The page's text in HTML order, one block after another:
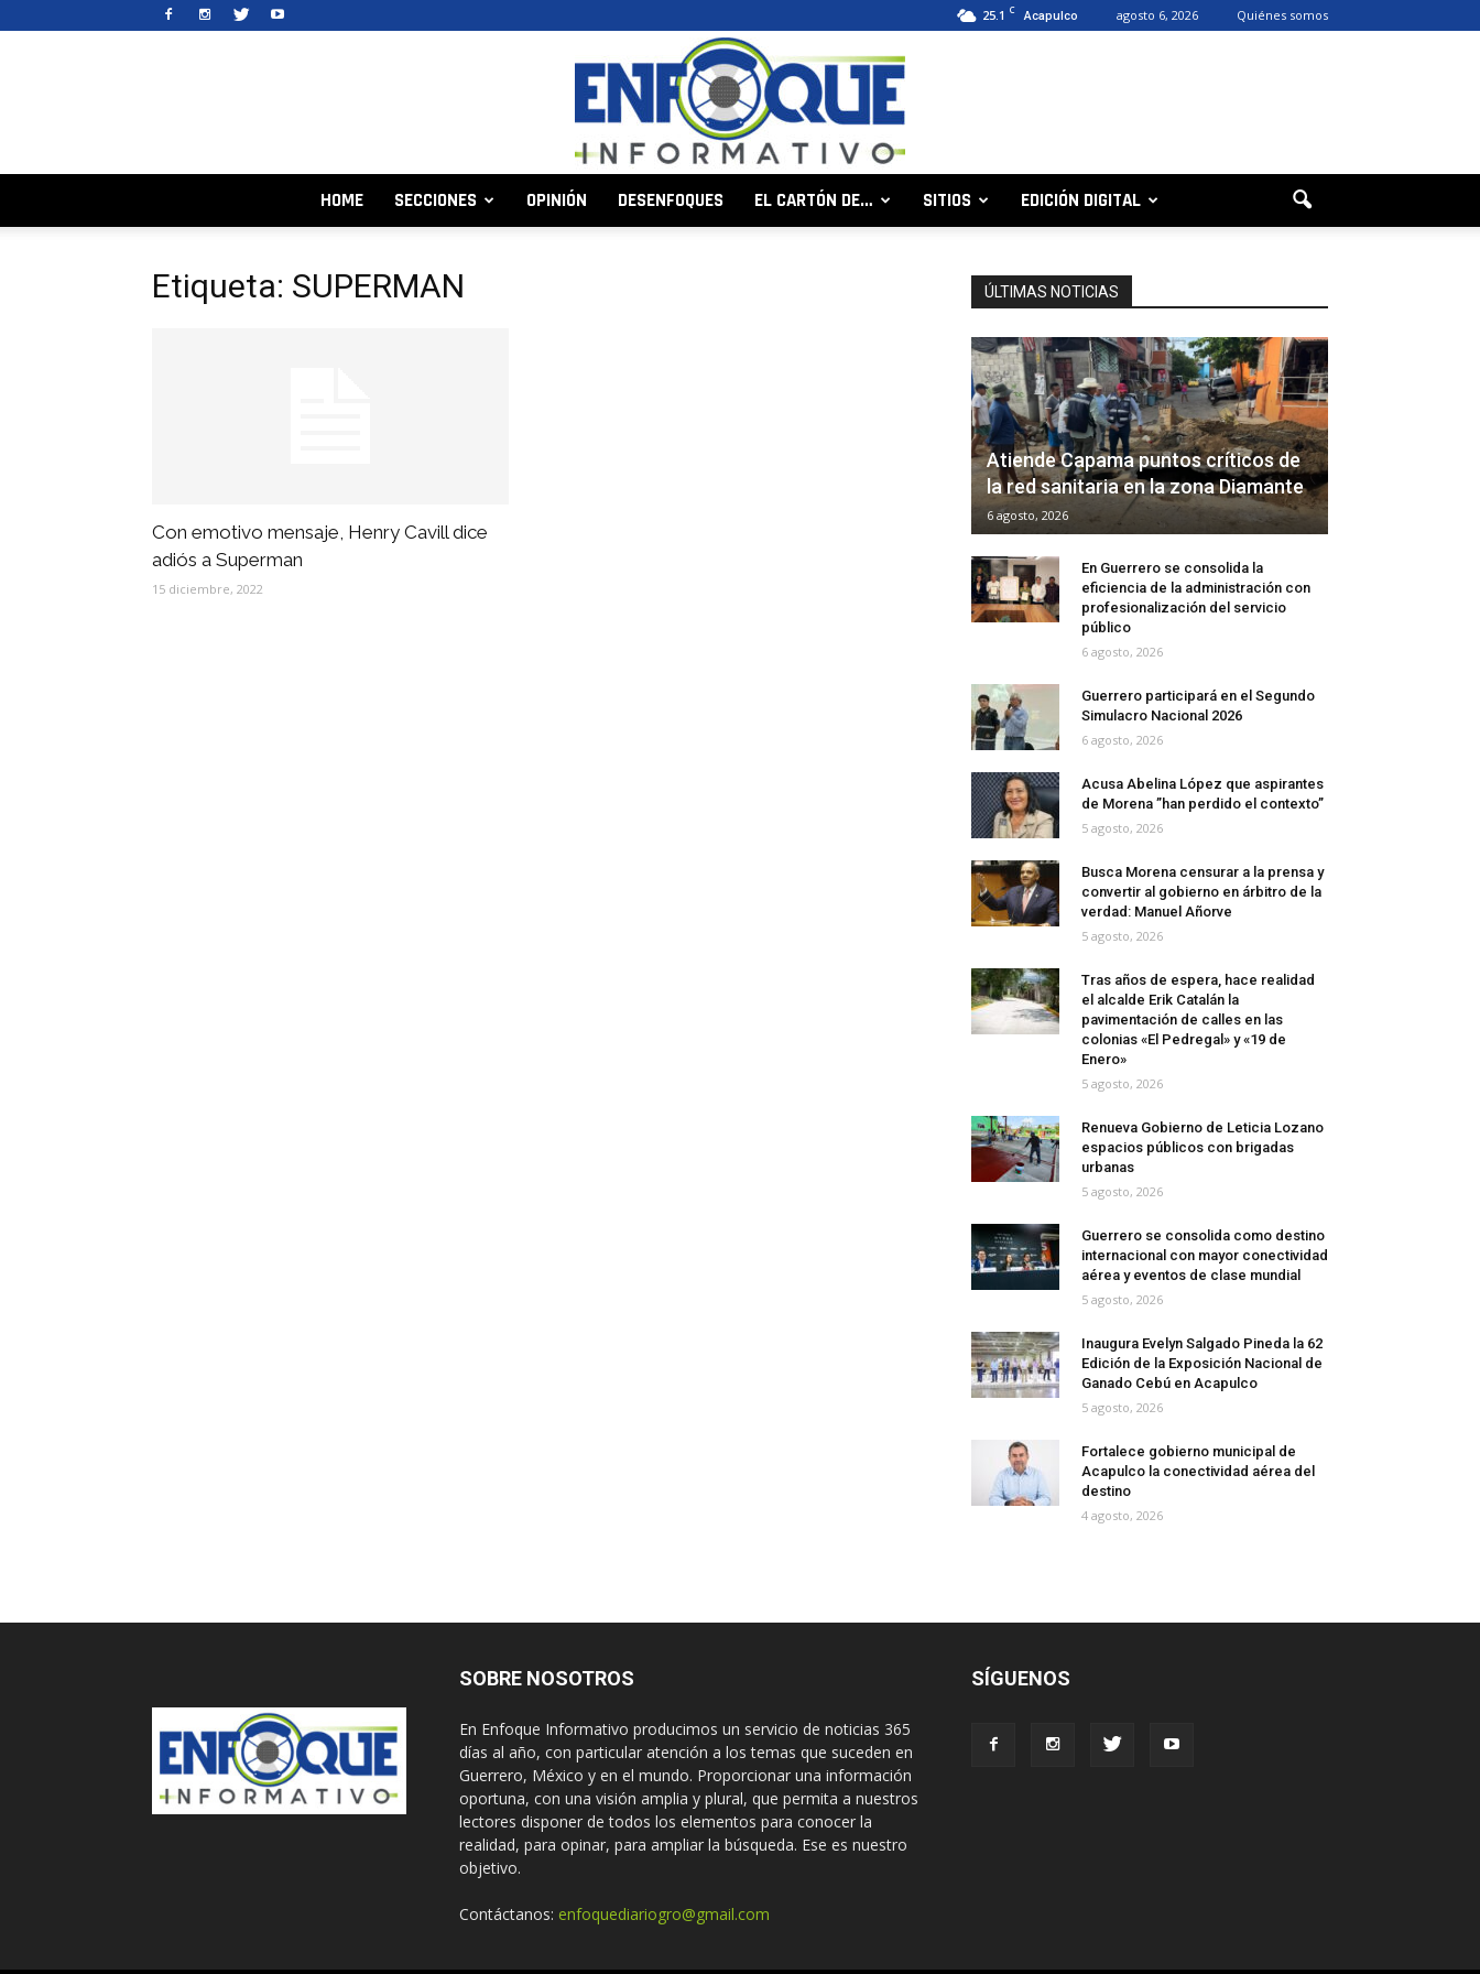
25.1 C Acapulco agosto 6, 2026 Quiénes somos
HOME SECCIONES OPINIÓN DESENFOQUES EL CARTÓN DE… SITIOS EDICIÓN DIGITAL
Etiqueta: SUPERMAN
Con emotivo mensaje, Henry Cavill dice
adiós a Superman
15 diciembre, 2022
ÚLTIMAS NOTICIAS
Atiende Capama puntos críticos de
la red sanitaria en la zona Diamante
6 agosto, 2026
En Guerrero se consolida la
eficiencia de la administración con
profesionalización del servicio
público
6 agosto, 2026
Guerrero participará en el Segundo
Simulacro Nacional 2026
6 agosto, 2026
Acusa Abelina López que aspirantes
de Morena ”han perdido el contexto”
5 agosto, 2026
Busca Morena censurar a la prensa y
convertir al gobierno en árbitro de la
verdad: Manuel Añorve
5 agosto, 2026
Tras años de espera, hace realidad
el alcalde Erik Catalán la
pavimentación de calles en las
colonias «El Pedregal» y «19 de
Enero»
5 agosto, 2026
Renueva Gobierno de Leticia Lozano
espacios públicos con brigadas
urbanas
5 agosto, 2026
Guerrero se consolida como destino
internacional con mayor conectividad
aérea y eventos de clase mundial
5 agosto, 2026
Inaugura Evelyn Salgado Pineda la 62
Edición de la Exposición Nacional de
Ganado Cebú en Acapulco
5 agosto, 2026
Fortalece gobierno municipal de
Acapulco la conectividad aérea del
destino
4 agosto, 2026
SOBRE NOSOTROS
En Enfoque Informativo producimos un servicio de noticias 365
días al año, con particular atención a los temas que suceden en
Guerrero, México y en el mundo. Proporcionar una información
oportuna, con una visión amplia y plural, que permita a nuestros
lectores disponer de todos los elementos para conocer la
realidad, para opinar, para ampliar la búsqueda. Ese es nuestro
objetivo.
Contáctanos: enfoquediariogro@gmail.com
SÍGUENOS